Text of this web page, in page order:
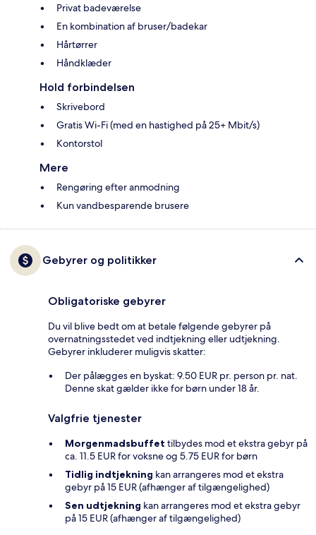
Privat badeværelse
En kombination af bruser/badekar
Hårtørrer
Håndklæder
Hold forbindelsen
Skrivebord
Gratis Wi-Fi (med en hastighed på 25+ Mbit/s)
Kontorstol
Mere
Rengøring efter anmodning
Kun vandbesparende brusere
Gebyrer og politikker
Obligatoriske gebyrer
Du vil blive bedt om at betale følgende gebyrer på
overnatningsstedet ved indtjekning eller udtjekning.
Gebyrer inkluderer muligvis skatter:
Der pålægges en byskat: 9.50 EUR pr. person pr. nat.
Denne skat gælder ikke for børn under 18 år.
Valgfrie tjenester
Morgenmadsbuffet tilbydes mod et ekstra gebyr på
ca. 11.5 EUR for voksne og 5.75 EUR for børn
Tidlig indtjekning kan arrangeres mod et ekstra
gebyr på 15 EUR (afhænger af tilgængelighed)
Sen udtjekning kan arrangeres mod et ekstra gebyr
på 15 EUR (afhænger af tilgængelighed)